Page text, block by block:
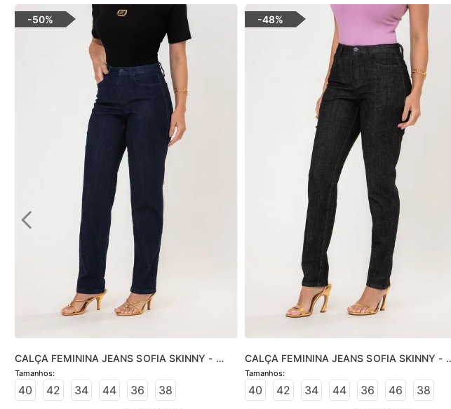
-50%
CALÇA FEMININA JEANS SOFIA SKINNY -
JEANS ESCURO
40 42 34 44 36 38
-48%
CALÇA FEMININA JEANS SOFIA SKINNY -
JEANS BLACK
40 42 34 44 36 46 38